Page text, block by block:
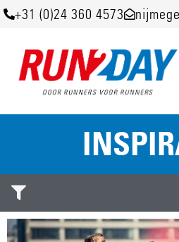
+31 (0)24 360 4573